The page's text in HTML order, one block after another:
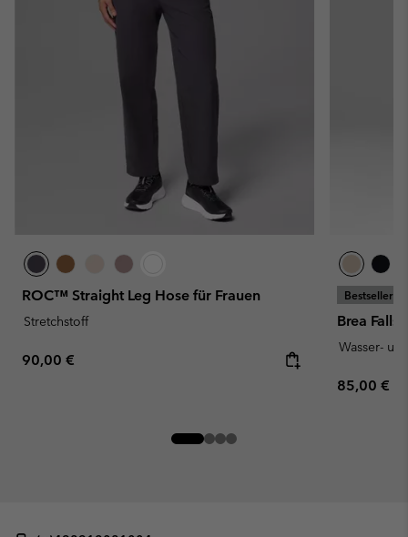
ROC™ Straight Leg Hose für Frauen
Stretchstoff
Regular price:
90,00 €
Bestseller
Brea
Wasser-
Regular
85,00 €